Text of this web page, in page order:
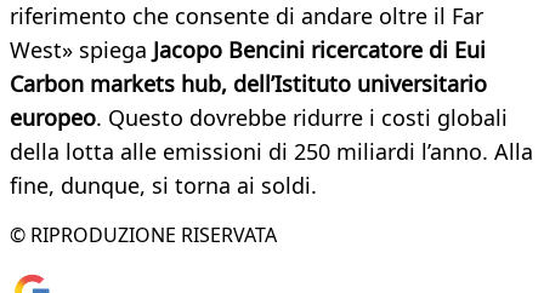
riferimento che consente di andare oltre il Far
West» spiega Jacopo Bencini ricercatore di Eui
Carbon markets hub, dell’Istituto universitario
europeo. Questo dovrebbe ridurre i costi globali
della lotta alle emissioni di 250 miliardi l’anno. Alla
fine, dunque, si torna ai soldi.
© RIPRODUZIONE RISERVATA